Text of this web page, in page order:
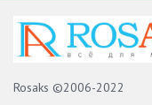
Rosaks ©2006-2022